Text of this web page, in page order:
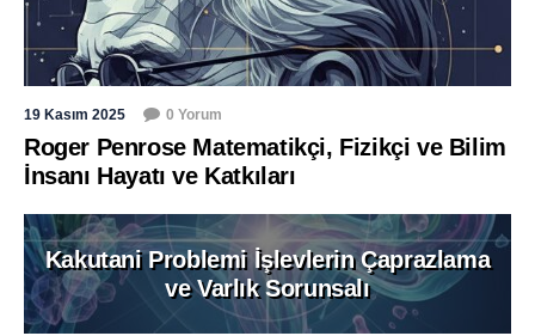
19 Kasım 2025 0 Yorum
Roger Penrose Matematikçi, Fizikçi ve Bilim
İnsanı Hayatı ve Katkıları
Kakutani Problemi İşlevlerin Çaprazlama
ve Varlık Sorunsalı